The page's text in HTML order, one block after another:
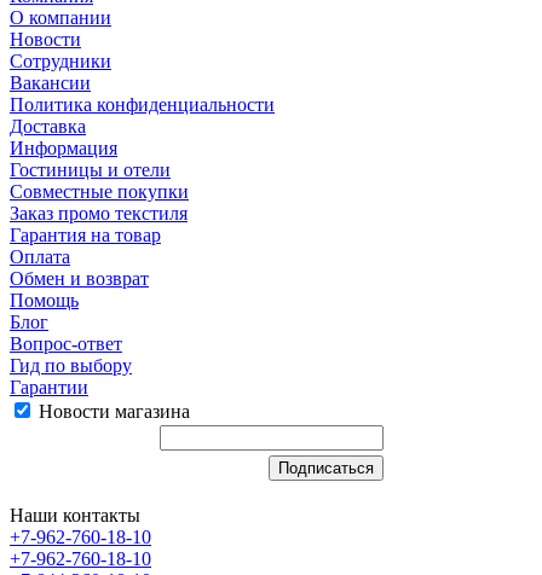
О компании
Новости
Сотрудники
Вакансии
Политика конфиденциальности
Доставка
Информация
Гостиницы и отели
Совместные покупки
Заказ промо текстиля
Гарантия на товар
Оплата
Обмен и возврат
Помощь
Блог
Вопрос-ответ
Гид по выбору
Гарантии
Новости магазина
Наши контакты
+7-962-760-18-10
+7-962-760-18-10